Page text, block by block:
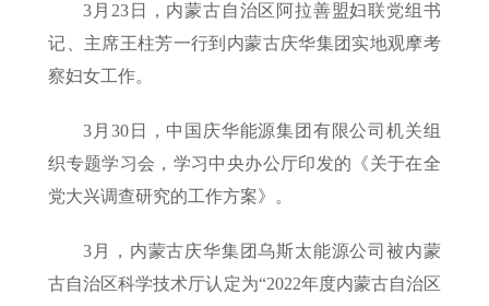
3月23日，内蒙古自治区阿拉善盟妇联党组书
记、主席王柱芳一行到内蒙古庆华集团实地观摩考
察妇女工作。
3月30日，中国庆华能源集团有限公司机关组
织专题学习会，学习中央办公厅印发的《关于在全
党大兴调查研究的工作方案》。
3月，内蒙古庆华集团乌斯太能源公司被内蒙
古自治区科学技术厅认定为“2022年度内蒙古自治区